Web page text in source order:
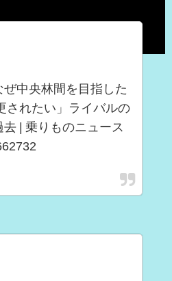
中央林間を目指した
されたい」ライバルの
| 乗りものニュース